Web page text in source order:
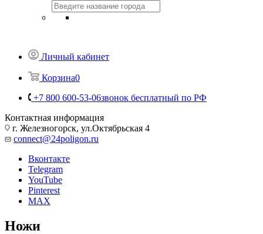
Личный кабинет
Корзина0
+7 800 600-53-06звонок бесплатный по РФ
Контактная информация
г. Железногорск, ул.Октябрьская 4
connect@24poligon.ru
Вконтакте
Telegram
YouTube
Pinterest
MAX
Ножи